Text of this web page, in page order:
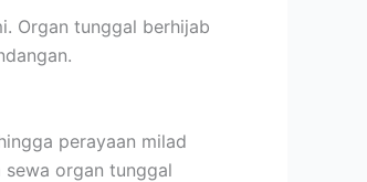
Organ tunggal berhijab
perayaan milad
sewa organ tunggal